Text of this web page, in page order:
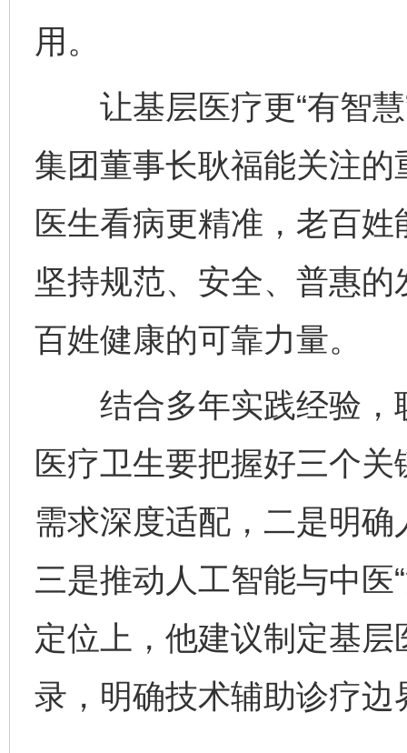
用。
让基层医疗更“有智慧
集团董事长耿福能关注的
医生看病更精准，老百
坚持规范、安全、普惠
百姓健康的可靠力量。
结合多年实践经验，
医疗卫生要把握好三个
需求深度适配，二是明
三是推动人工智能与中医
定位上，他建议制定基
录，明确技术辅助诊疗